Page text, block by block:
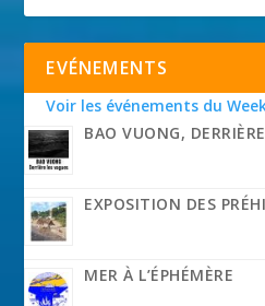
EVÉNEMENTS
Voir les événements du
BAO VUONG,
EXPOSITION DES
MER À L’ÉPHÉMÈRE